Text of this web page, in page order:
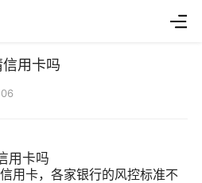
用卡吗
用卡吗
用卡，各家银行的风控标准不